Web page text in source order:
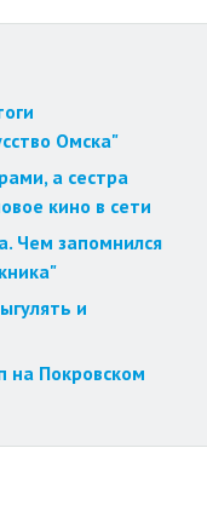
Омска"
а сестра
кино в сети
Чем запомнился
и
на Покровском